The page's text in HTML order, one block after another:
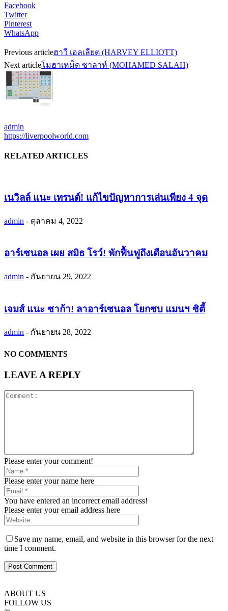
Facebook
Twitter
Pinterest
WhatsApp
Previous articleฮาวี เอลเลียต (HARVEY ELLIOTT)
Next articleโมฮาเหม็ด ซาลาห์ (MOHAMED SALAH)
admin
https://liverpoolworld.com
RELATED ARTICLES
เนวิลล์ แนะ เทรนต์! แก้ไขปัญหาการเล่นเพียง 4 จุด
admin - ตุลาคม 4, 2022
อาร์เซนอล เผย สมิธ โรว์! พักฟื้นฟูถึงเดือนอันวาคม
admin - กันยายน 29, 2022
เจมส์ แนะ ซาก้า! ลาอาร์เซนอล โยกซบ แมนฯ ซิตี้
admin - กันยายน 28, 2022
NO COMMENTS
LEAVE A REPLY
Please enter your comment!
Please enter your name here
You have entered an incorrect email address!
Please enter your email address here
Save my name, email, and website in this browser for the next
time I comment.
ABOUT US
FOLLOW US